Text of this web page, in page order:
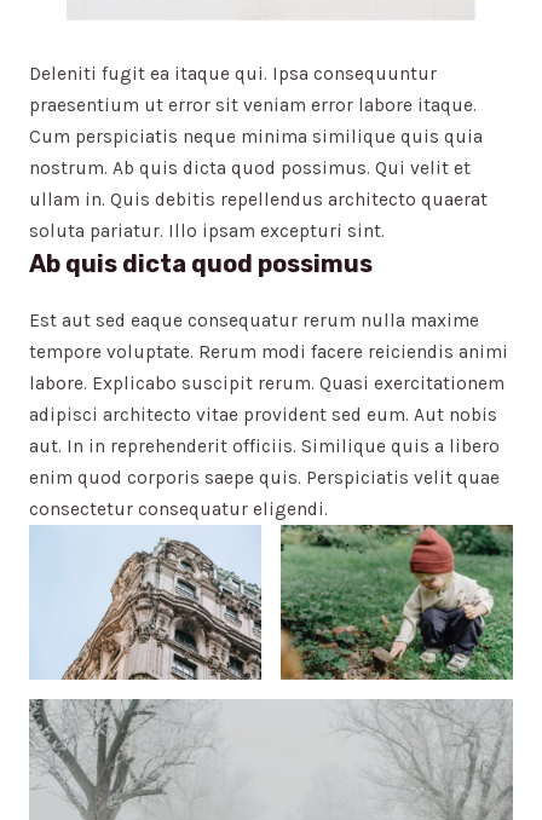
Deleniti fugit ea itaque qui. Ipsa consequuntur
praesentium ut error sit veniam error labore itaque.
Cum perspiciatis neque minima similique quis quia
nostrum. Ab quis dicta quod possimus. Qui velit et
ullam in. Quis debitis repellendus architecto quaerat
soluta pariatur. Illo ipsam excepturi sint.
Ab quis dicta quod possimus
Est aut sed eaque consequatur rerum nulla maxime
tempore voluptate. Rerum modi facere reiciendis animi
labore. Explicabo suscipit rerum. Quasi exercitationem
adipisci architecto vitae provident sed eum. Aut nobis
aut. In in reprehenderit officiis. Similique quis a libero
enim quod corporis saepe quis. Perspiciatis velit quae
consectetur consequatur eligendi.